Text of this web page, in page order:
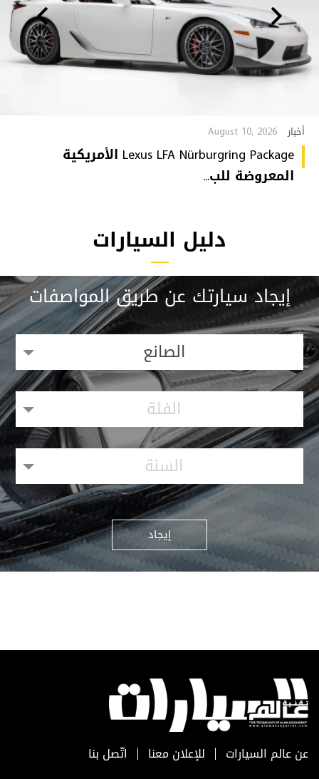
أخبار August 10, 2026
Lexus LFA Nürburgring Package الأمريكية
المعروضة للب...
دليل السيارات
إيجاد سيارتك عن طريق المواصفات
الصانع
الفئة
السنة
إيجاد
عن عالم السيارات للإعلان معنا اتّصل بنا